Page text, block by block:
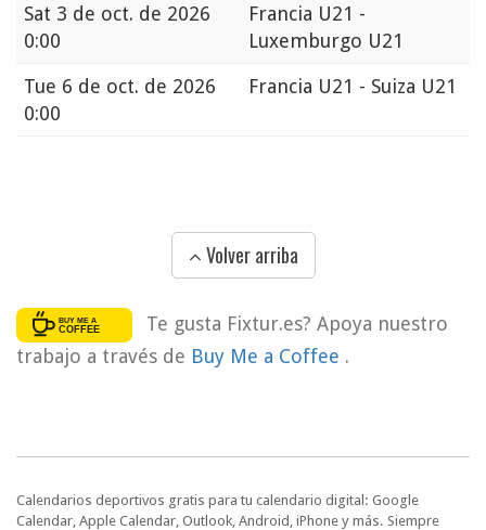
Sat 3 de oct. de 2026
0:00
Francia U21 -
Luxemburgo U21
Tue 6 de oct. de 2026
0:00
Francia U21 - Suiza U21
Volver arriba
Te gusta Fixtur.es? Apoya nuestro
trabajo a través de Buy Me a Coffee .
Calendarios deportivos gratis para tu calendario digital: Google
Calendar, Apple Calendar, Outlook, Android, iPhone y más. Siempre